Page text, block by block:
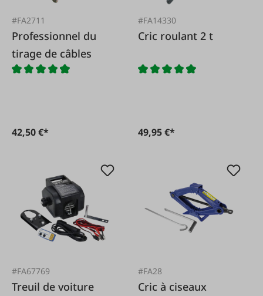
#FA2711
Professionnel du
tirage de câbles
42,50 €*
#FA14330
Cric roulant 2 t
49,95 €*
#FA67769
Treuil de voiture
#FA28
Cric à ciseaux